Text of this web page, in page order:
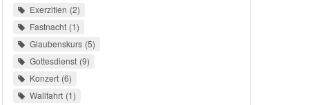
Exerzitien 2
Fastnacht 1
Glaubenskurs 5
Gottesdienst 9
Konzert 6
Wallfahrt 1